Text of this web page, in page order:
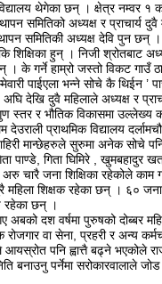
थेगेका छन् । क्षेत्र नम्वर १
समितिको अध्यक्ष र प्राचार्य
समितिकी अध्यक्ष देवि पुन छन्
शिक्षिका हुन् । निजी श्रोतबाट
के गर्ने हाम्रो जस्तो विकट गाउँ
पाईएला भन्ने सोचे कै थिईन ’
देखि दुवै महिलाले अध्यक्ष र
स्तर र भौतिक विकासमा उल्लेख्य
प्राथमिक विद्यालय
मान्छेहरुले सुरुमा अनेक सोचे
पाण्डे, गिता घिमिरे , खुमबहादुर
चारै जना शिक्षिका रहेकोले काम
शिक्षक रहेका छन् । ६० जना
रहेका छन् ।
अबको दश वर्षमा पुरुषको दोब्बर
वा सेना, प्रहरी र अन्य
आयस्रोत पनि ह्वात्तै बढ्ने भएकोले
बनाउनु पर्नेमा सरोकारवालाले